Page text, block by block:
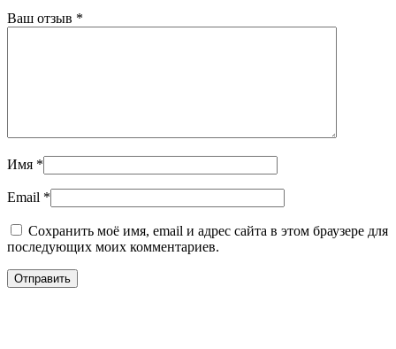
Ваш отзыв *
Имя *
Email *
Сохранить моё имя, email и адрес сайта в этом браузере для
последующих моих комментариев.